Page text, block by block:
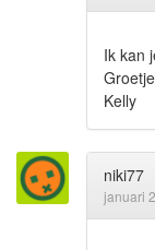
Ik kan
Kelly
niki77
januari